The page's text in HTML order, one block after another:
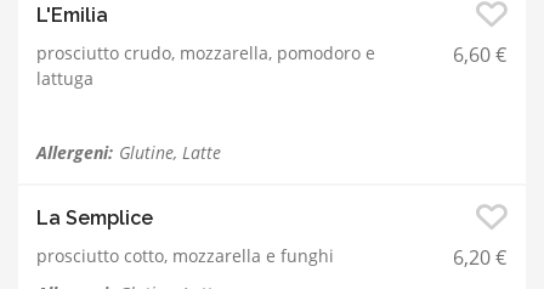
L'Emilia
prosciutto crudo, mozzarella, pomodoro e
lattuga
6,60 €
Allergeni: Glutine, Latte
La Semplice
prosciutto cotto, mozzarella e funghi
6,20 €